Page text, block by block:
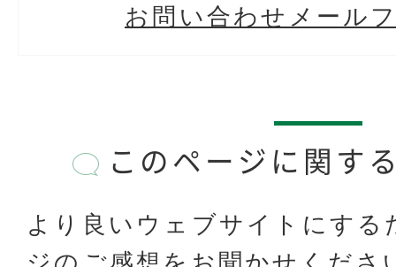
お問い合わせメール
このページに関す
より良いウェブサイトにする